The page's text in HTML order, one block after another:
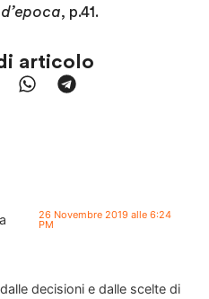
, p.41.
articolo
26 Novembre 2019 alle 6:24
PM
decisioni e dalle scelte di